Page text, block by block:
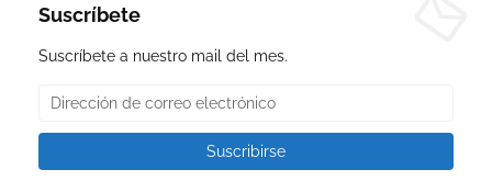
Suscríbete
Suscríbete a nuestro mail del mes.